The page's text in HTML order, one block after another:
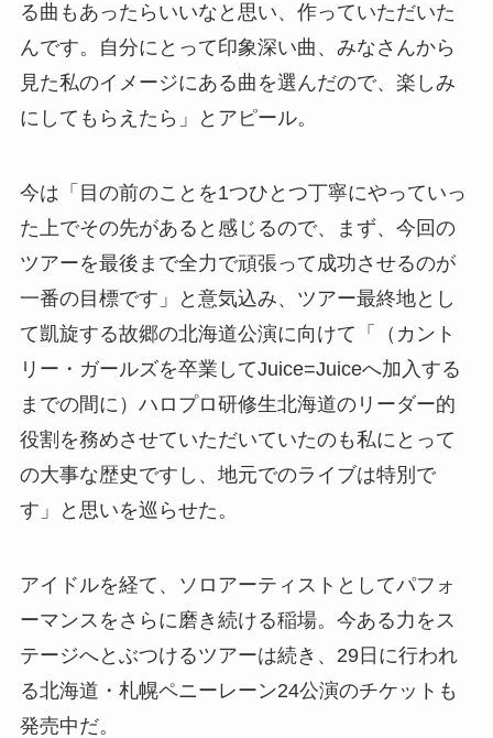
る曲もあったらいいなと思い、作っていただいた
んです。自分にとって印象深い曲、みなさんから
見た私のイメージにある曲を選んだので、楽しみ
にしてもらえたら」とアピール。
今は「目の前のことを1つひとつ丁寧にやっていっ
た上でその先があると感じるので、まず、今回の
ツアーを最後まで全力で頑張って成功させるのが
一番の目標です」と意気込み、ツアー最終地とし
て凱旋する故郷の北海道公演に向けて「（カント
リー・ガールズを卒業してJuice=Juiceへ加入する
までの間に）ハロプロ研修生北海道のリーダー的
役割を務めさせていただいていたのも私にとって
の大事な歴史ですし、地元でのライブは特別で
す」と思いを巡らせた。
アイドルを経て、ソロアーティストとしてパフォ
ーマンスをさらに磨き続ける稲場。今ある力をス
テージへとぶつけるツアーは続き、29日に行われ
る北海道・札幌ペニーレーン24公演のチケットも
発売中だ。